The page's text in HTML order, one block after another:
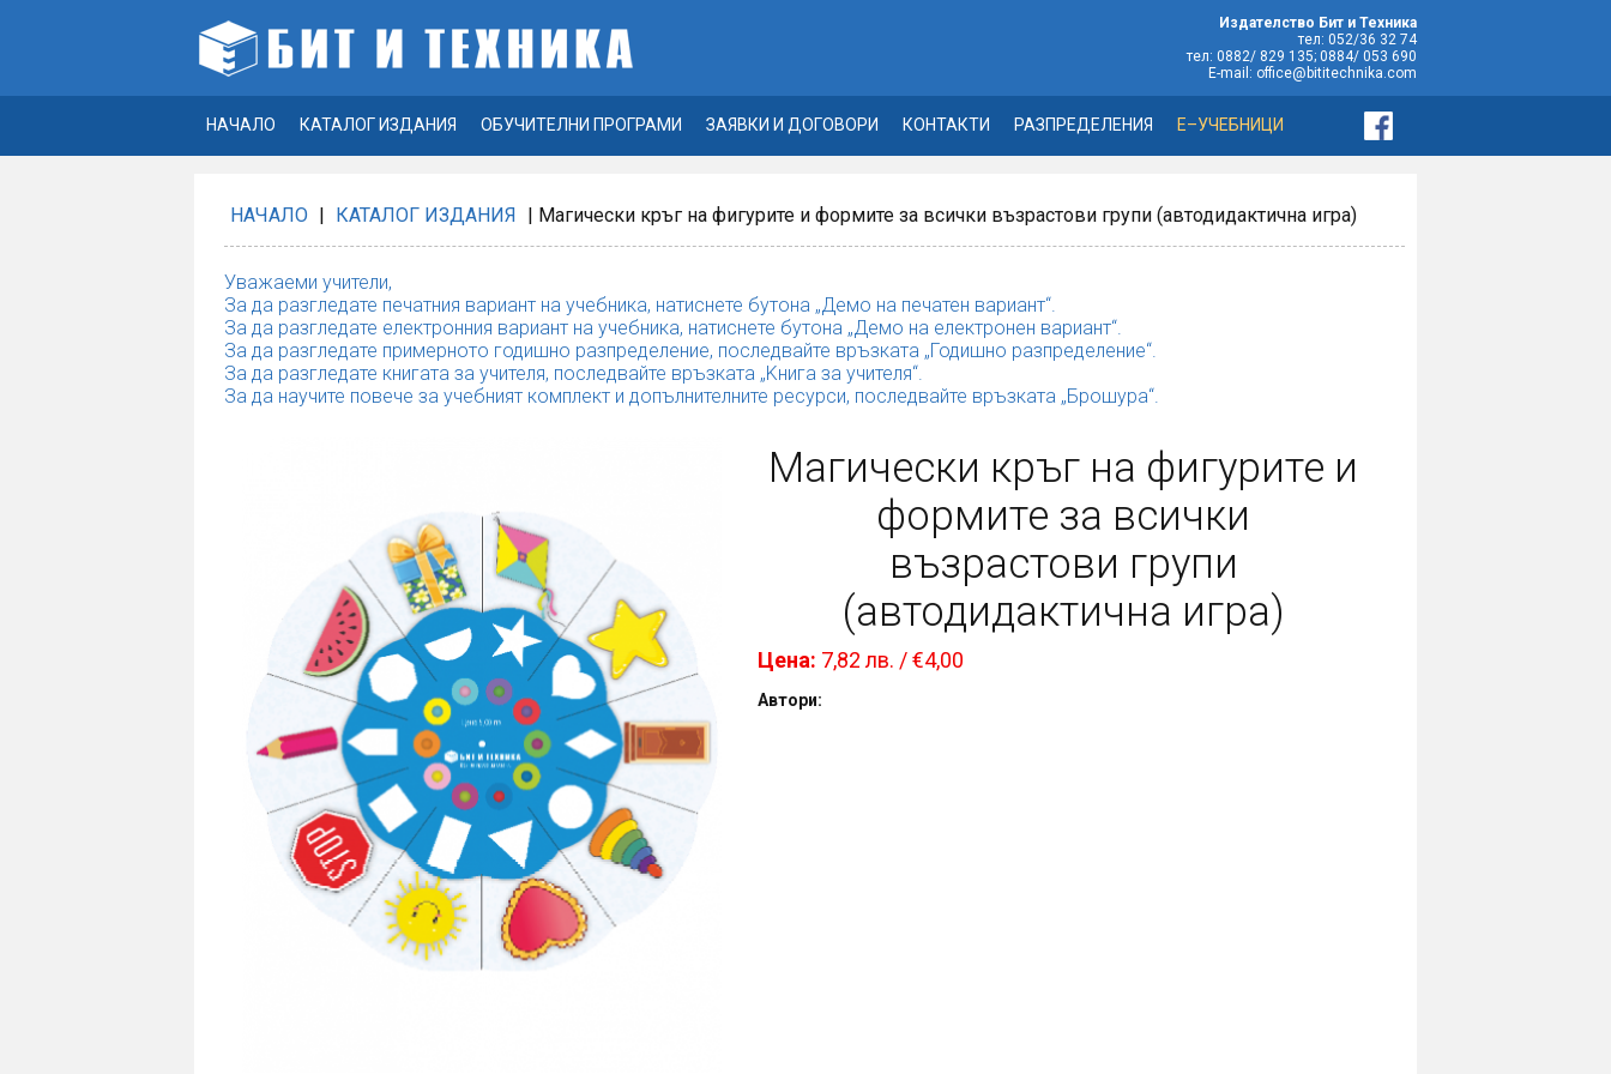
Издателство Бит и Техника
тел: 052/36 32 74
тел: 0882/ 829 135; 0884/ 053 690
E-mail: office@bititechnika.com
НАЧАЛО КАТАЛОГ ИЗДАНИЯ ОБУЧИТЕЛНИ ПРОГРАМИ ЗАЯВКИ И ДОГОВОРИ КОНТАКТИ РАЗПРЕДЕЛЕНИЯ Е–УЧЕБНИЦИ
НАЧАЛО | КАТАЛОГ ИЗДАНИЯ | Магически кръг на фигурите и формите за всички възрастови групи (автодидактична игра)
Уважаеми учители,
За да разгледате печатния вариант на учебника, натиснете бутона „Демо на печатен вариант“.
За да разгледате електронния вариант на учебника, натиснете бутона „Демо на електронен вариант“.
За да разгледате примерното годишно разпределение, последвайте връзката „Годишно разпределение“.
За да разгледате книгата за учителя, последвайте връзката „Kнига за учителя“.
За да научите повече за учебният комплект и допълнителните ресурси, последвайте връзката „Брошура“.
Магически кръг на фигурите и
формите за всички
възрастови групи
(автодидактична игра)
Цена: 7,82 лв. / €4,00
Автори: